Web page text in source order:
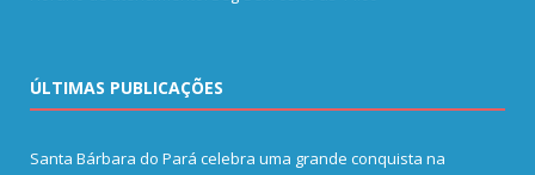
ÚLTIMAS PUBLICAÇÕES
Santa Bárbara do Pará celebra uma grande conquista na